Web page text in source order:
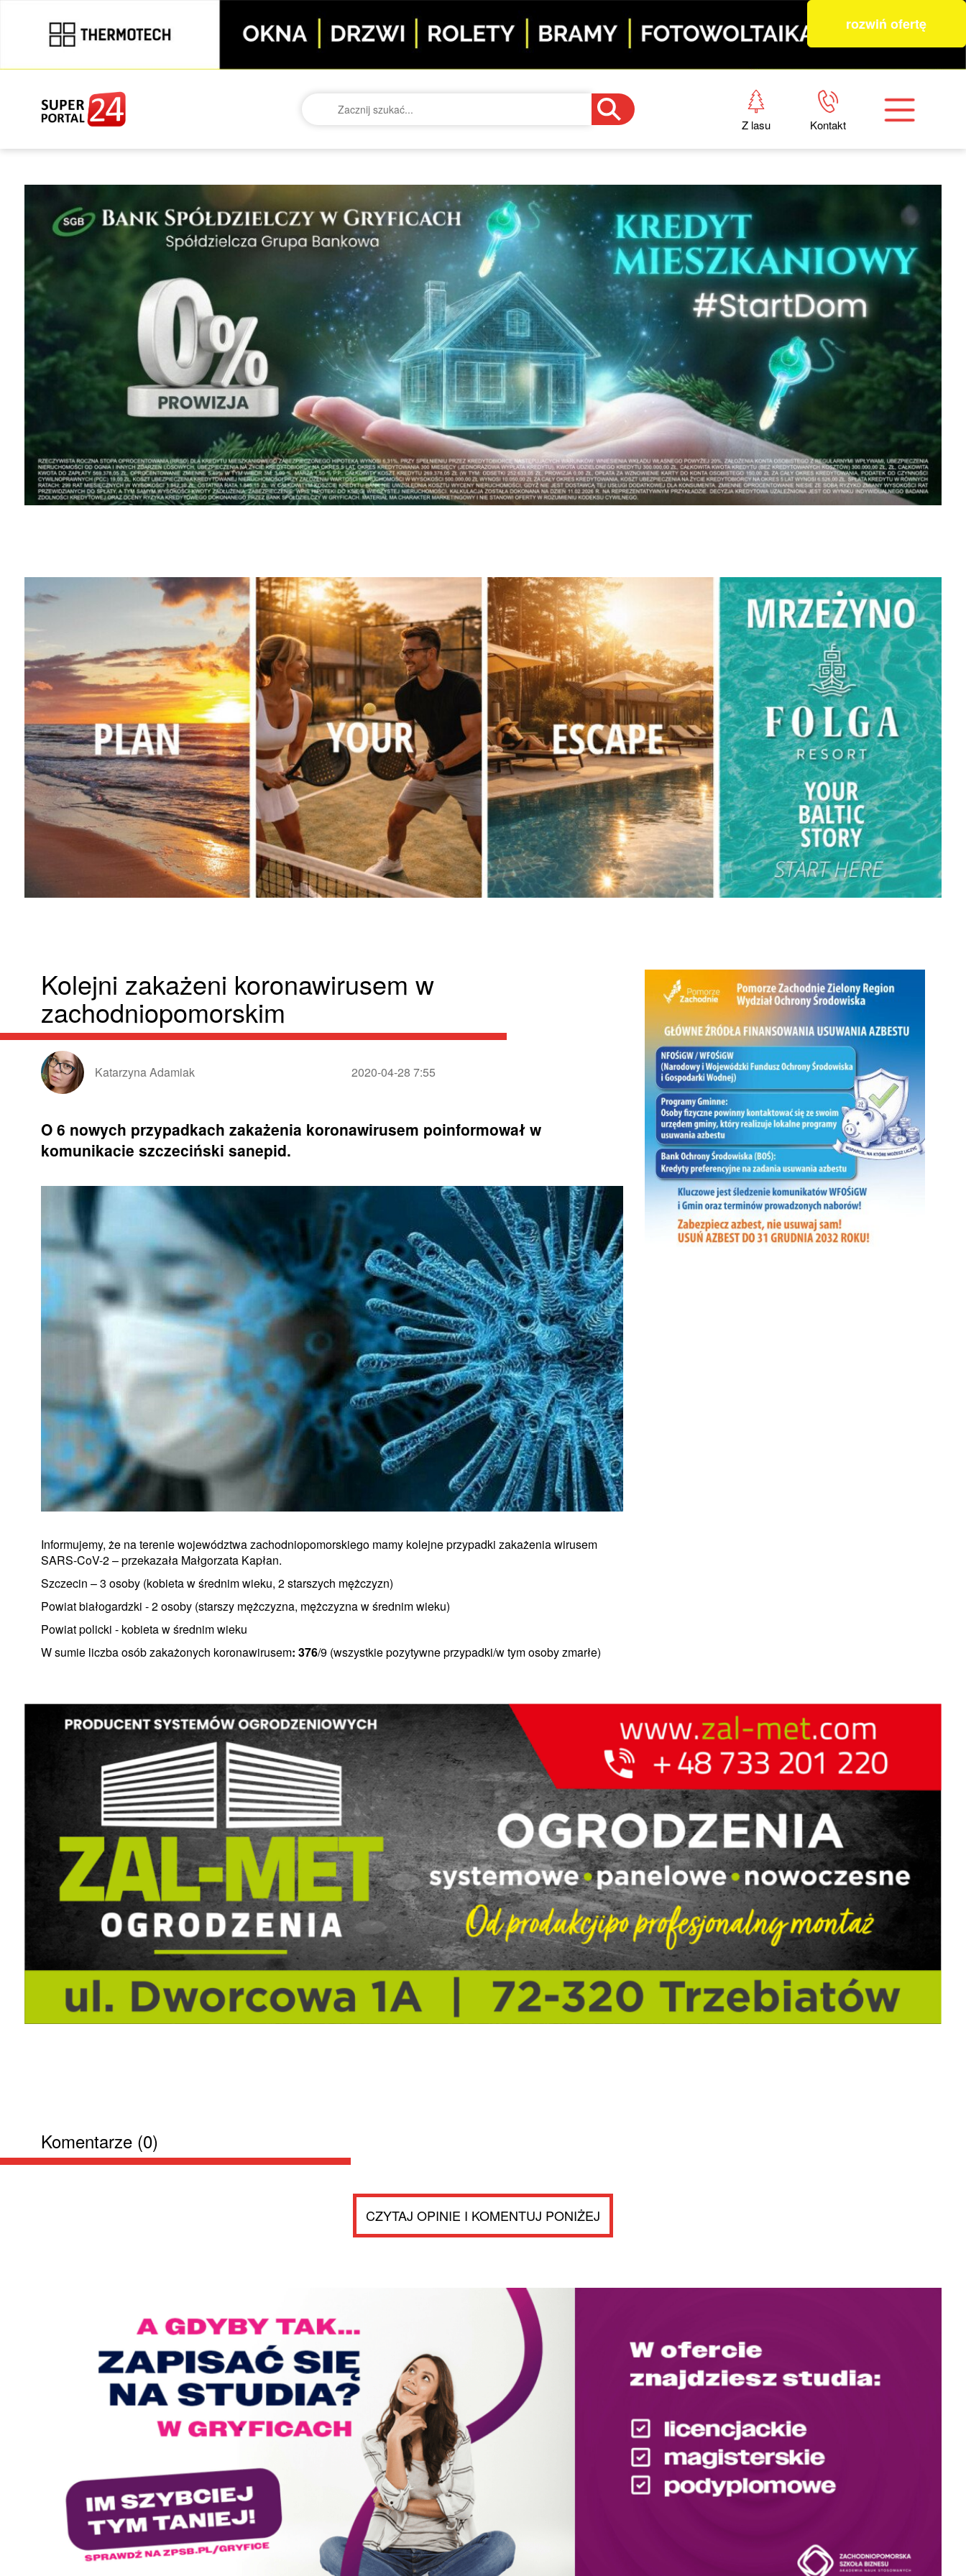
rozwiń ofertę
Z lasu Kontakt
Kolejni zakażeni koronawirusem w
zachodniopomorskim
Katarzyna Adamiak 2020-04-28 7:55
O 6 nowych przypadkach zakażenia koronawirusem poinformował w
komunikacie szczeciński sanepid.
Informujemy, że na terenie województwa zachodniopomorskiego mamy kolejne przypadki zakażenia wirusem
SARS-CoV-2 – przekazała Małgorzata Kapłan.
Szczecin – 3 osoby (kobieta w średnim wieku, 2 starszych mężczyzn)
Powiat białogardzki - 2 osoby (starszy mężczyzna, mężczyzna w średnim wieku)
Powiat policki - kobieta w średnim wieku
W sumie liczba osób zakażonych koronawirusem: 376/9 (wszystkie pozytywne przypadki/w tym osoby zmarłe)
Komentarze (0)
CZYTAJ OPINIE I KOMENTUJ PONIŻEJ